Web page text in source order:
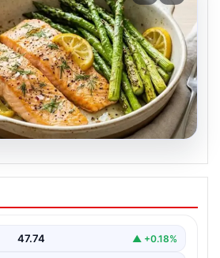
ve omega-3 deposu:
kuşkonmazlı somon
47.74 ▲ +0.18%